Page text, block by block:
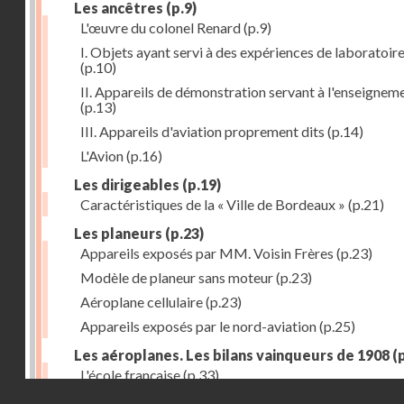
Les ancêtres (p.9)
L'œuvre du colonel Renard(p.9)
I. Objets ayant servi à des expériences de laboratoire
(p.10)
II. Appareils de démonstration servant à
(p.13)
III. Appareils d'aviation proprement dits (p.14)
L'Avion(p.16)
Les dirigeables (p.19)
Caractéristiques de la « Ville de Bordeaux » (p.21)
Les planeurs (p.23)
Appareils exposés par MM. Voisin Frères (p.23)
Modèle de planeur sans moteur(p.23)
Aéroplane cellulaire(p.23)
Appareils exposés par le nord-aviation(p.25)
Les aéroplanes. Les bilans vainqueurs de 1908
L'école française(p.33)